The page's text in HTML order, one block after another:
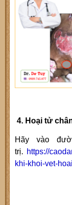
4. Hoại tử
Hãy vào
trị. https://
khi-khoi-vet-